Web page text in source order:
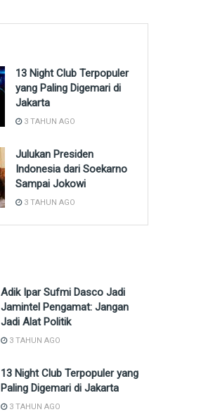
13 Night Club Terpopuler
yang Paling Digemari di
Jakarta
3 TAHUN AGO
Julukan Presiden
Indonesia dari Soekarno
Sampai Jokowi
3 TAHUN AGO
Adik Ipar Sufmi Dasco Jadi
Jamintel Pengamat: Jangan
Jadi Alat Politik
3 TAHUN AGO
13 Night Club Terpopuler yang
Paling Digemari di Jakarta
3 TAHUN AGO